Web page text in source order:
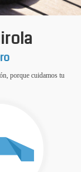
porque cuidamos tu